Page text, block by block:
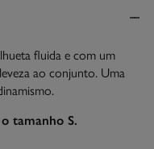
fluida e com um
ao conjunto. Uma
tamanho S.